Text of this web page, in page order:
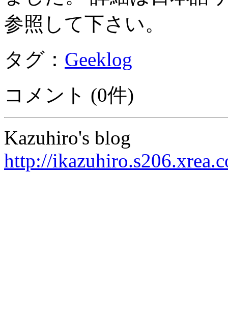
参照して下さい。
タグ： Geeklog
コメント (0件)
Kazuhiro's blog
http://